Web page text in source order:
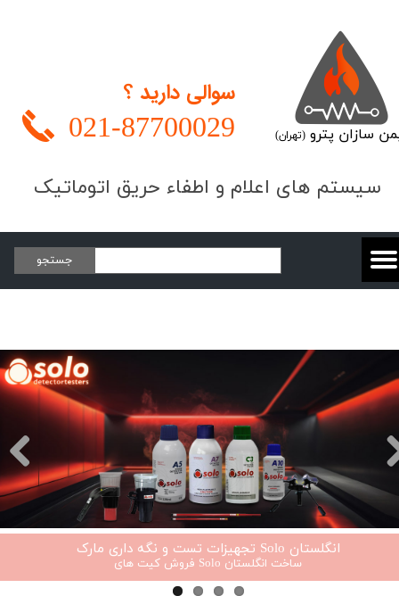
​​​سیستم های اعلام و اطفاء حریق اتوماتیک
سازان پترو(تهران)
سوالی دارید ؟
021-87700029
جستجو
تجهیزات تست و نگه داری مارک Solo انگلستان
فروش کیت های Solo ساخت انگلستان